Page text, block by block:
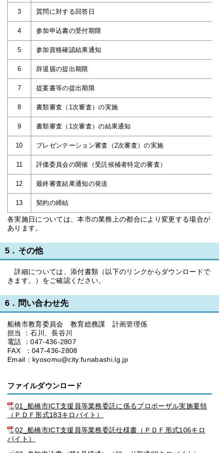
3 質問に対する回答日
4 参加申込書の受付期限
5 参加資格確認結果通知
6 辞退届の提出期限
7 提案書等の提出期限
8 書類審査（1次審査）の実施
9 書類審査（1次審査）の結果通知
10 プレゼンテーション審査（2次審査）の実施
11 評価委員会の開催（受託候補者特定の審査）
12 最終審査結果通知の発送
13 契約の締結
各実施日については、本市の業務上の都合により変更する場合が
あります。
5．その他
詳細については、添付書類（以下のリンクからダウンロードで
きます。）をご確認ください。
6．問い合わせ先
船橋市教育委員会 教育総務課 計画管理係
担当 ：石川、長谷川
電話 ：047-436-2807
FAX ：047-436-2808
Email：kyosomu@city.funabashi.lg.jp
ファイルダウンロード
01_船橋市ICT支援員等業務委託に係るプロポーザル実施要領
（ＰＤＦ形式183キロバイト）
02_船橋市ICT支援員等業務委託仕様書（ＰＤＦ形式106キロ
バイト）